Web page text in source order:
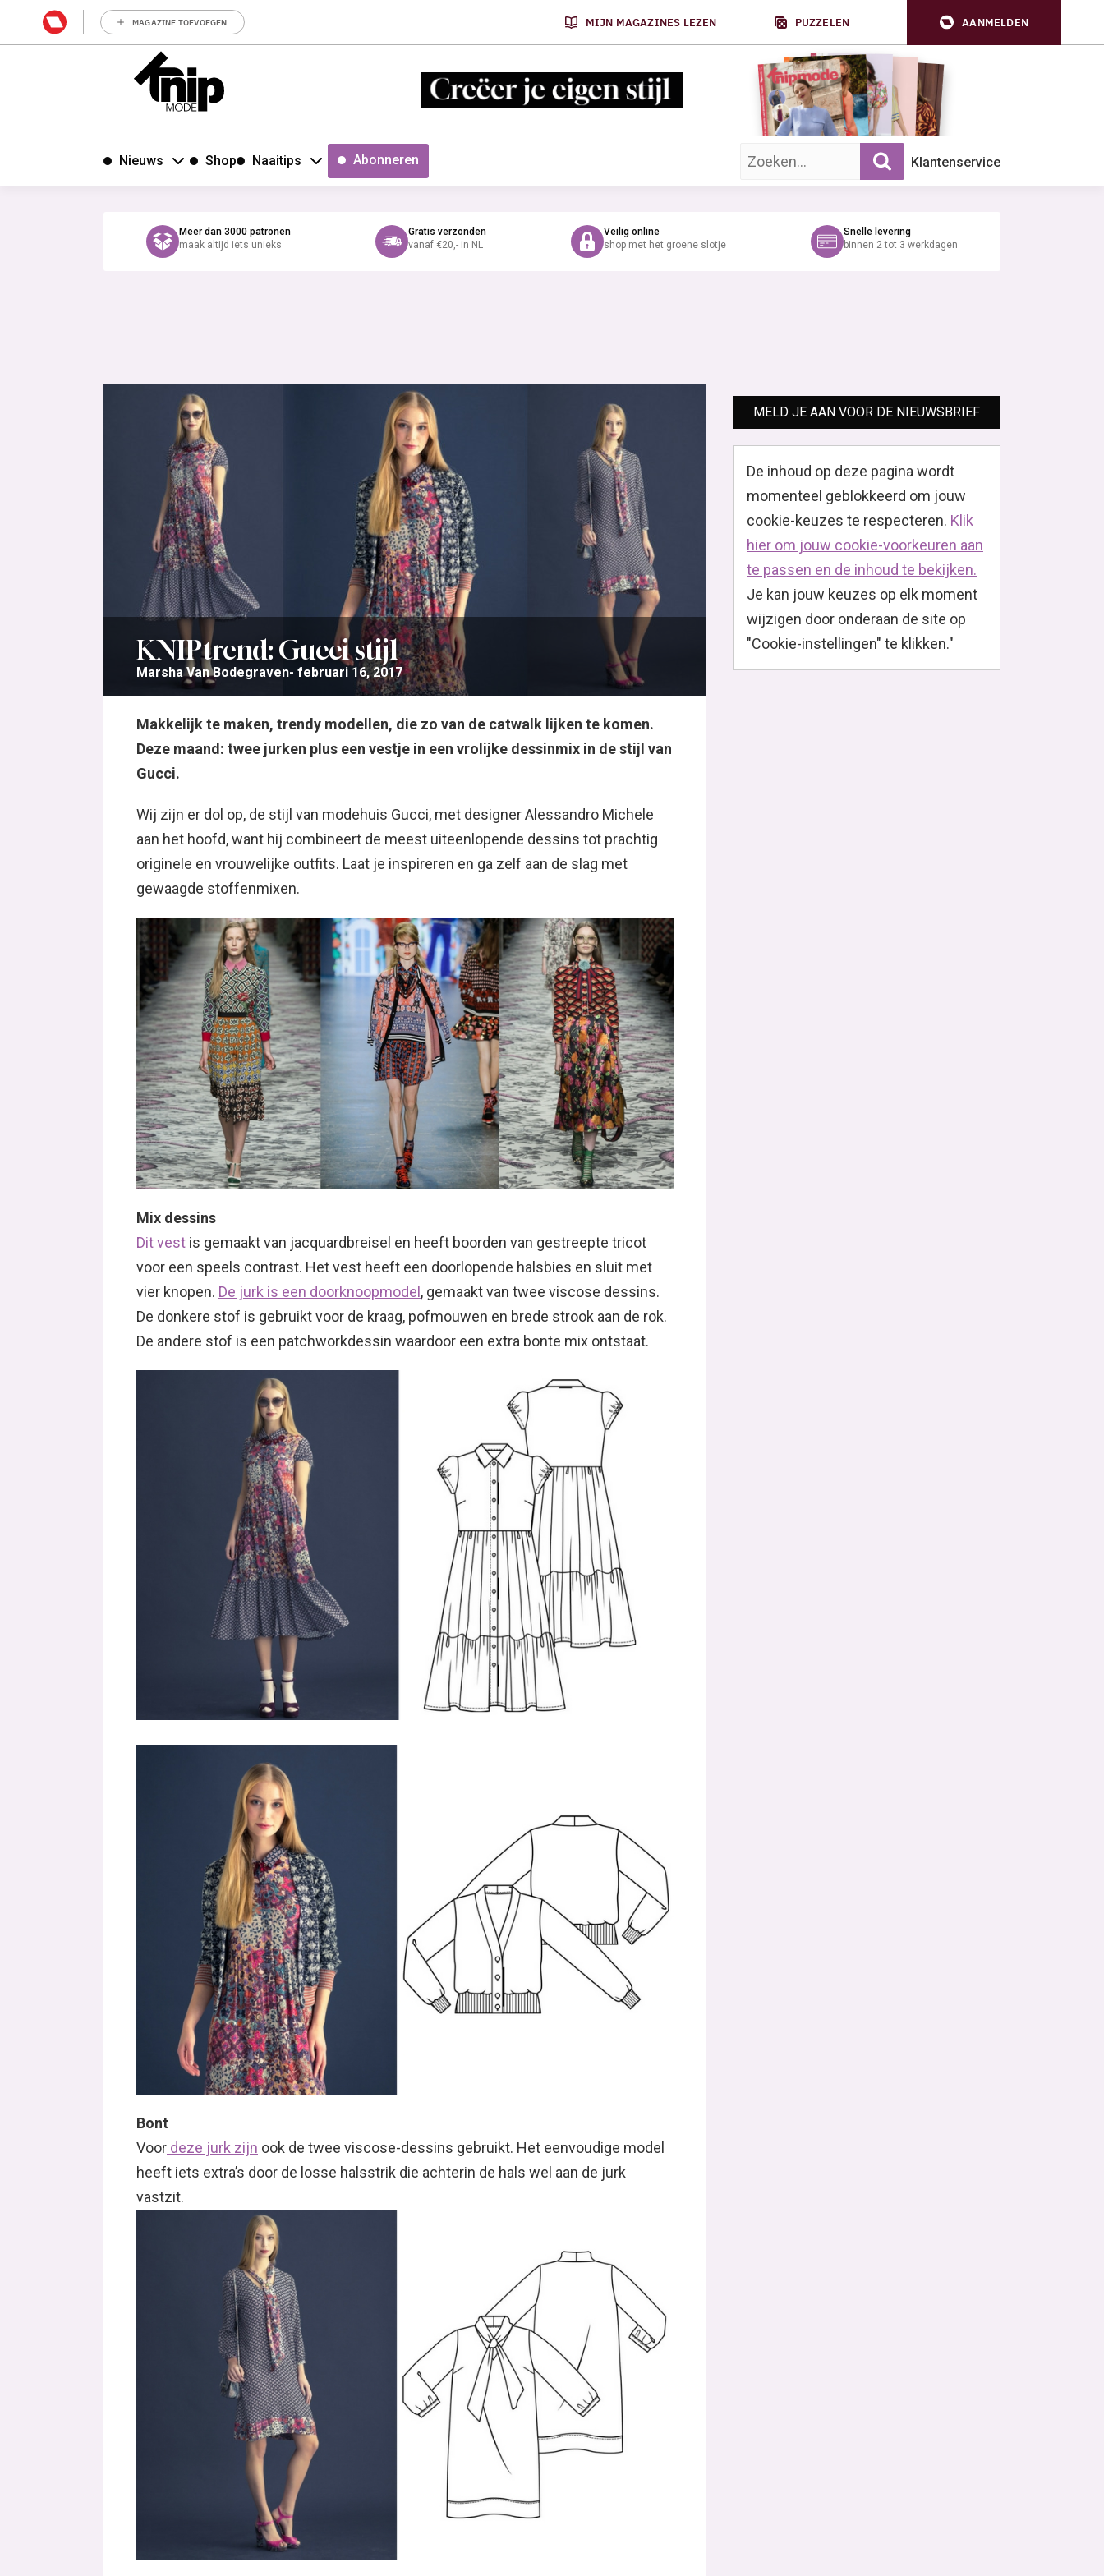
MAGAZINE TOEVOEGEN MIJN MAGAZINES LEZEN PUZZELEN AANMELDEN
Nieuws Shop Naaitips Abonneren Zoek op trefwoord: Klantenservice
Meer dan 3000 patronen
maak altijd iets unieks
Gratis verzonden
vanaf €20,- in NL
Veilig online
shop met het groene slotje
Snelle levering
binnen 2 tot 3 werkdagen
KNIPtrend: Gucci stijl
Marsha Van Bodegraven februari 16, 2017
Makkelijk te maken, trendy modellen, die zo van de catwalk lijken te komen.
Deze maand: twee jurken plus een vestje in een vrolijke dessinmix in de stijl van
Gucci.
Wij zijn er dol op, de stijl van modehuis Gucci, met designer Alessandro Michele
aan het hoofd, want hij combineert de meest uiteenlopende dessins tot prachtig
originele en vrouwelijke outfits. Laat je inspireren en ga zelf aan de slag met
gewaagde stoffenmixen.
Mix dessins
Dit vest is gemaakt van jacquardbreisel en heeft boorden van gestreepte tricot
voor een speels contrast. Het vest heeft een doorlopende halsbies en sluit met
vier knopen. De jurk is een doorknoopmodel , gemaakt van twee viscose dessins.
De donkere stof is gebruikt voor de kraag, pofmouwen en brede strook aan de rok.
De andere stof is een patchworkdessin waardoor een extra bonte mix ontstaat.
Bont
Voor deze jurk zijn ook de twee viscose-dessins gebruikt. Het eenvoudige model
heeft iets extra’s door de losse halsstrik die achterin de hals wel aan de jurk
vastzit.
MELD JE AAN VOOR DE NIEUWSBRIEF
De inhoud op deze pagina wordt
momenteel geblokkeerd om jouw
cookie-keuzes te respecteren. Klik
hier om jouw cookie-voorkeuren aan
te passen en de inhoud te bekijken.
Je kan jouw keuzes op elk moment
wijzigen door onderaan de site op
"Cookie-instellingen" te klikken."